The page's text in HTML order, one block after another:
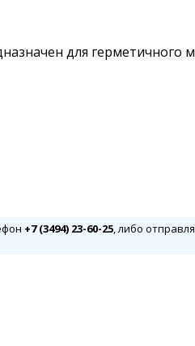
для
+7 (3494) 23-60-25, либо